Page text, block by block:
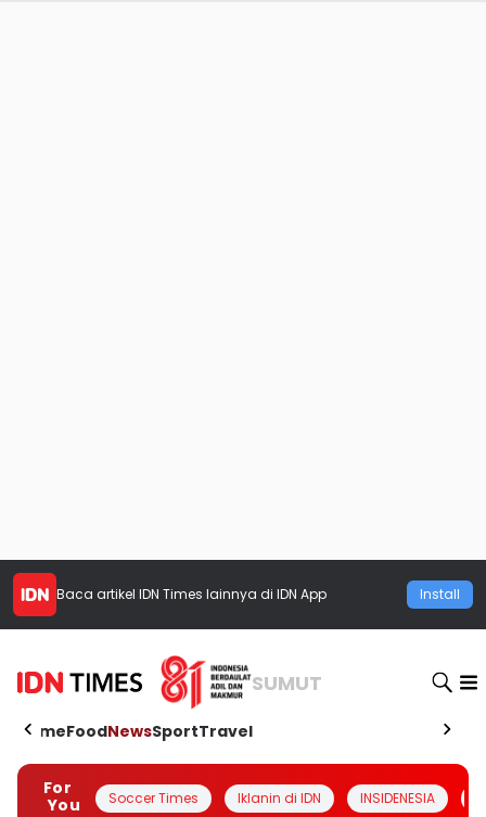
Baca artikel IDN Times lainnya di IDN App Install
SUMUT
HomeFoodNewsSportTravel
For
You
Soccer Times Iklanin di IDN INSIDENESIA